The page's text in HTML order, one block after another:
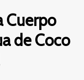
Cuerpo
de Coco